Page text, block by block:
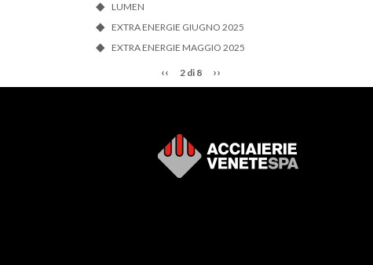
LUMEN
EXTRA ENERGIE GIUGNO 2025
EXTRA ENERGIE MAGGIO 2025
‹‹ 2 di 8 ››